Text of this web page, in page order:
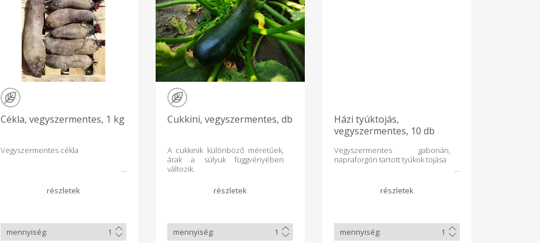
Cékla, vegyszermentes, 1 kg
Vegyszermentes cékla
Cukkini, vegyszermentes, db
A cukkinik különböző méretűek,
árak a súlyuk függvényében
változik.
Házi tyúktojás,
vegyszermentes, 10 db
Vegyszermentes gabonán,
napraforgón tartott tyúkok tojása